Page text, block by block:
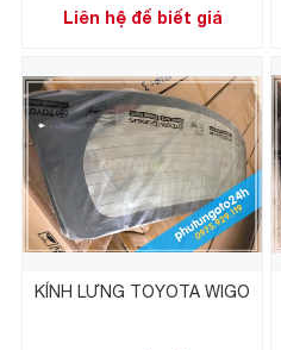
Liên hệ để biết giá
KÍNH LƯNG TOYOTA WIGO